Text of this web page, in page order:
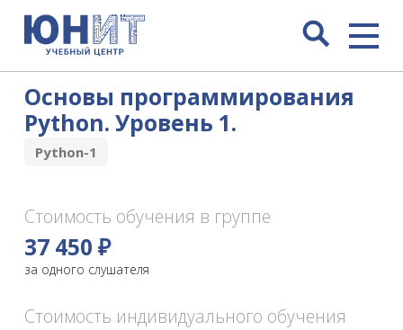
Основы программирования
Python. Уровень 1.
Python-1
Стоимость обучения в группе
37 450 ₽
за одного слушателя
Стоимость индивидуального обучения